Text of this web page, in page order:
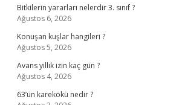
Bitkilerin yararları nelerdir 3. sınıf ?
Ağustos 6, 2026
Konuşan kuşlar hangileri ?
Ağustos 5, 2026
Avans yıllık izin kaç gün ?
Ağustos 4, 2026
63’ün karekökü nedir ?